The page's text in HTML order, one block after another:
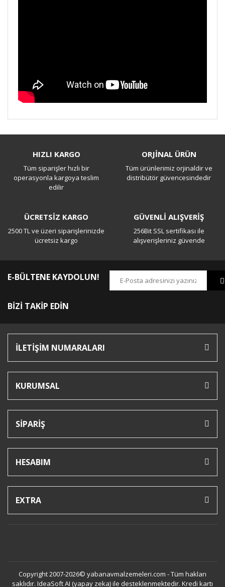
Yorum Yaz
HIZLI KARGO
Tüm siparişler hızlı bir
operasyonla kargoya teslim
edilir
ORJİNAL ÜRÜN
Tüm ürünlerimiz orjinaldir ve
distribütör güvencesindedir
ÜCRETSİZ KARGO
2500 TL ve üzeri siparişlerinizde
ücretsiz kargo
GÜVENLİ ALIŞVERİŞ
256Bit SSL sertifikası ile
alışverişleriniz güvende
E-BÜLTENE KAYDOLUN!
BİZİ TAKİP EDİN
İLETİŞİM NUMARALARI
KURUMSAL
SİPARİŞ
HESABIM
EXTRA
Copyright 2007-2026© yabanavmalzemeleri.com - Tüm hakları
saklıdır. IdeaSoft AI (yapay zeka) ile desteklenmektedir. Kredi kartı